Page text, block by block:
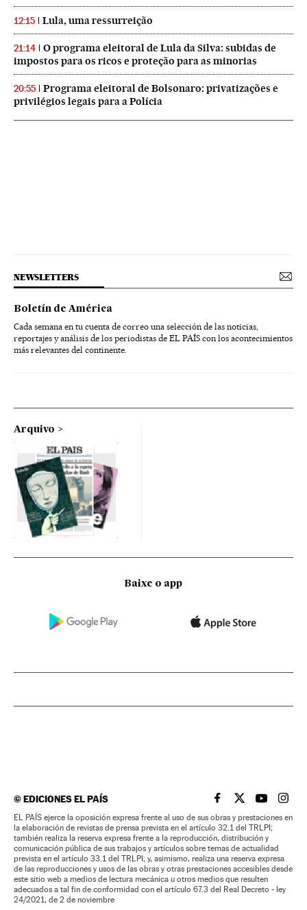
12:15 Lula, uma ressurreição
21:14
O programa eleitoral de Lula da Silva: subidas de
impostos para os ricos e proteção para as minorias
20:55
Programa eleitoral de Bolsonaro: privatizações e
privilégios legais para a Polícia
NEWSLETTERS
Boletín de América
Cada semana en tu cuenta de correo una selección de las noticias,
reportajes y análisis de los periodistas de EL PAÍS con los acontecimientos
más relevantes del continente.
Arquivo
Baixe o app
©EDICIONES EL PAÍS EL PAÍS BRASIL EN
EL PAÍSEL PAÍS
EL
EL PAÍS ejerce la oposición expresa frente al uso de sus obras y prestaciones en
la elaboración de revistas de prensa prevista en el artículo 32.1 del TRLPI;
también realiza la reserva expresa frente a la reproducción, distribución y
comunicación pública de sus trabajos y artículos sobre temas de actualidad
prevista en el artículo 33.1 del TRLPI; y, asimismo, realiza una reserva expresa
de las reproducciones y usos de las obras y otras prestaciones accesibles desde
este sitio web a medios de lectura mecánica u otros medios que resulten
adecuados a tal fin de conformidad con el artículo 67.3 del Real Decreto - ley
24/2021, de 2 de noviembre